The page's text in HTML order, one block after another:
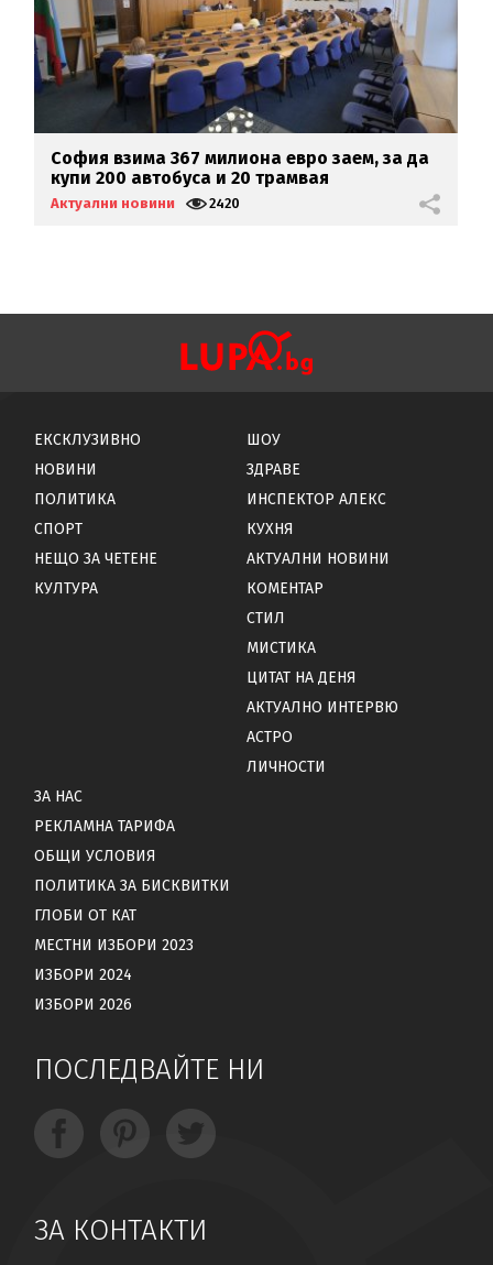
София взима 367 милиона евро заем, за да
купи 200 автобуса и 20 трамвая
Актуални новини 2420
ЕКСКЛУЗИВНО
НОВИНИ
ПОЛИТИКА
СПОРТ
НЕЩО ЗА ЧЕТЕНЕ
КУЛТУРА
ШОУ
ЗДРАВЕ
ИНСПЕКТОР АЛЕКС
КУХНЯ
АКТУАЛНИ НОВИНИ
КОМЕНТАР
СТИЛ
МИСТИКА
ЦИТАТ НА ДЕНЯ
АКТУАЛНО ИНТЕРВЮ
АСТРО
ЛИЧНОСТИ
ЗА НАС
РЕКЛАМНА ТАРИФА
ОБЩИ УСЛОВИЯ
ПОЛИТИКА ЗА БИСКВИТКИ
ГЛОБИ ОТ КАТ
МЕСТНИ ИЗБОРИ 2023
ИЗБОРИ 2024
ИЗБОРИ 2026
ПОСЛЕДВАЙТЕ НИ
ЗА КОНТАКТИ